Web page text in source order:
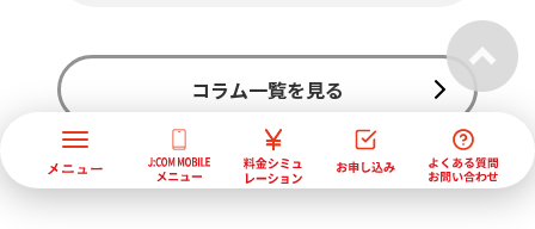
コラム一覧を見る